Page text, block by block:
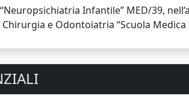
Infantile” MED/39,
e Odontoiatria “Scuola Medica